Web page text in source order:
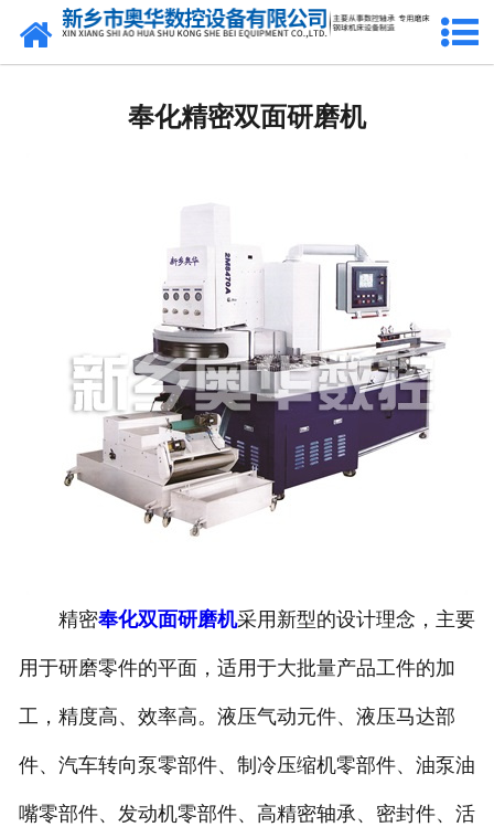
网站首页
奉化钢球光球机
奉化立式车床
奉化3M7770A机床
奉化镗孔机
奉化精研机
奉化精密双面研磨机
精密奉化双面研磨机采用新型的设计理念，主要
用于研磨零件的平面，适用于大批量产品工件的加
工，精度高、效率高。液压气动元件、液压马达部
件、汽车转向泵零部件、制冷压缩机零部件、油泵油
嘴零部件、发动机零部件、高精密轴承、密封件、活